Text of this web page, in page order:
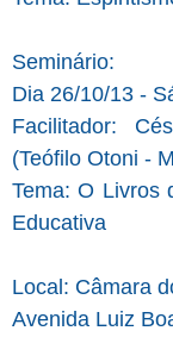
Seminário:
Dia 26/10/13 -
Facilitador:
(Teófilo Otoni -
Tema: O Livros
Educativa
Local: Câmara
Avenida Luiz